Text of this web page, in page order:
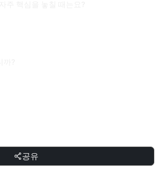
공유